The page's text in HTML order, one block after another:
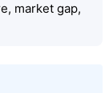
market gap,